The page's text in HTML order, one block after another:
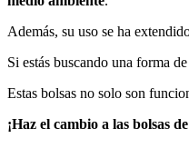
Además, su uso se ha
Si estás buscando una forma
Estas bolsas no solo son
¡Haz el cambio a las bolsas